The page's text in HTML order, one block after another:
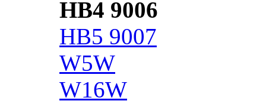
HB4 9006
HB5 9007
W5W
W16W